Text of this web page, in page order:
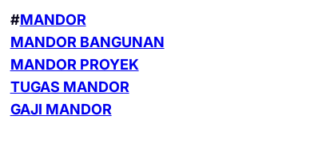
#MANDOR
MANDOR BANGUNAN
MANDOR PROYEK
TUGAS MANDOR
GAJI MANDOR